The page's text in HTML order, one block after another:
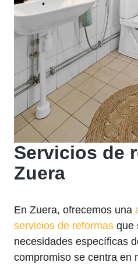
Servicios de
Zuera
En Zuera, ofrecemos una
servicios de reformas que
necesidades específicas
compromiso se centra en